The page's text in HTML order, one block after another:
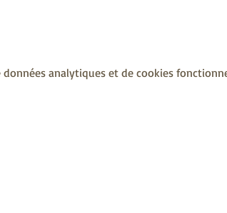
analytiques et de cookies